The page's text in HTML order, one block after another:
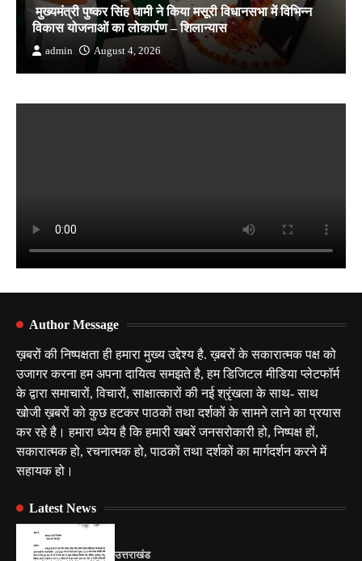
मुख्यमंत्री पुष्कर सिंह धामी ने किया मसूरी विधानसभा में विभिन्न
विकास योजनाओं का लोकार्पण – शिलान्यास
admin August 4, 2026
Author Message
ख़बरों की निष्पक्षता ही हमारा मुख्य उद्देश्य है. ख़बरों के सकारात्मक पक्ष को
उजागर करना हम अपना दायित्व समझते है, हम डिजिटल मीडिया प्लेटफॉर्म
के द्वारा समाचारों, विचारों, साक्षात्कारों की नई श्रृंखला के साथ- साथ
खोजी ख़बरों को कुछ हटकर पाठकों तथा दर्शकों के सामने लाने का प्रयास
कर रहे है। हमारा ध्येय है कि हमारी खबरें जनसरोकारी हो, निष्पक्ष हों,
सकारात्मक हो, रचनात्मक हो, पाठकों तथा दर्शकों का मार्गदर्शन करने में
सहायक हो।
Latest News
उत्तराखंड